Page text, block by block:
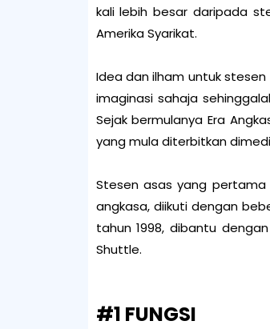
kali lebih besar daripada
Amerika Syarikat.
Idea dan ilham untuk
imaginasi sahaja
Sejak bermulanya Era
yang mula diterbitkan
Stesen asas yang
angkasa, diikuti dengan
tahun 1998, dibantu
Shuttle.
#1 FUNGSI